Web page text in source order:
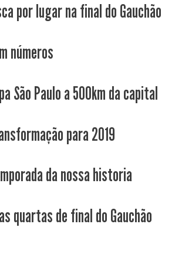
por lugar na final do Gauchão
números
São Paulo a 500km da capital
para 2019
da nossa historia
quartas de final do Gauchão